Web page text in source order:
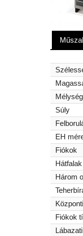
Mélység
Súly
EH
Fiókok
Hátfalak
Három
Fiókok